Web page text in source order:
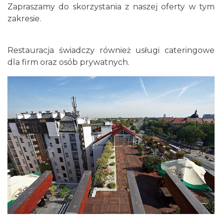
Zapraszamy do skorzystania z naszej oferty w tym
zakresie.
Restauracja świadczy również usługi cateringowe
dla firm oraz osób prywatnych.